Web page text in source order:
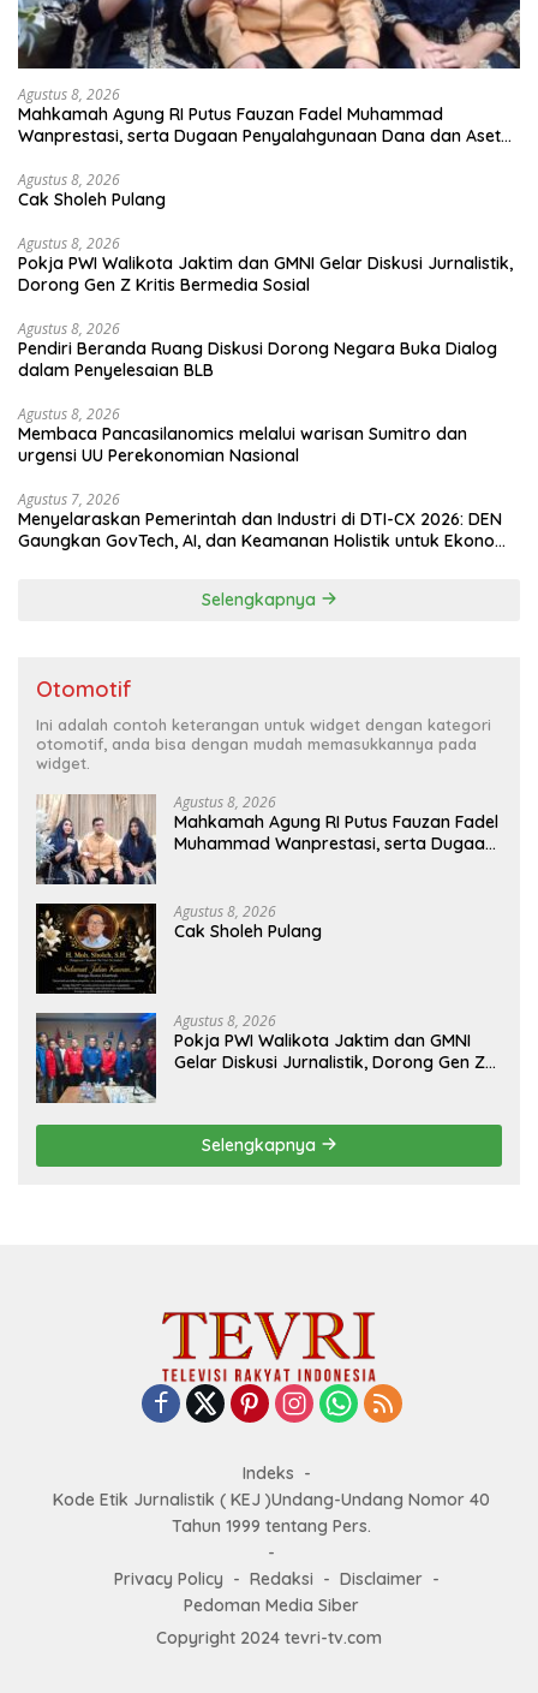
Agustus 8, 2026
Mahkamah Agung RI Putus Fauzan Fadel Muhammad
Wanprestasi, serta Dugaan Penyalahgunaan Dana dan Aset
Agustus 8, 2026
Cak Sholeh Pulang
Agustus 8, 2026
Pokja PWI Walikota Jaktim dan GMNI Gelar Diskusi Jurnalistik,
Dorong Gen Z Kritis Bermedia Sosial
Agustus 8, 2026
Pendiri Beranda Ruang Diskusi Dorong Negara Buka Dialog
dalam Penyelesaian BLB
Agustus 8, 2026
Membaca Pancasilanomics melalui warisan Sumitro dan
urgensi UU Perekonomian Nasional
Agustus 7, 2026
Menyelaraskan Pemerintah dan Industri di DTI-CX 2026: DEN
Gaungkan GovTech, AI, dan Keamanan Holistik untuk Ekonomi
Selengkapnya
Otomotif
Ini adalah contoh keterangan untuk widget dengan kategori
otomotif, anda bisa dengan mudah memasukkannya pada
widget.
Agustus 8, 2026
Mahkamah Agung RI Putus Fauzan Fadel
Muhammad Wanprestasi, serta Dugaan
Agustus 8, 2026
Cak Sholeh Pulang
Agustus 8, 2026
Pokja PWI Walikota Jaktim dan GMNI
Gelar Diskusi Jurnalistik, Dorong Gen Z
Selengkapnya
Indeks
Kode Etik Jurnalistik ( KEJ )Undang-Undang Nomor 40
Tahun 1999 tentang Pers.
Privacy Policy Redaksi
Disclaimer
Pedoman Media Siber
Copyright 2024 tevri-tv.com